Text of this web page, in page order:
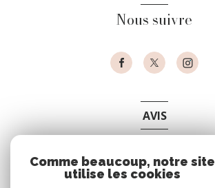
Nous suivre
AVIS
Comme beaucoup, notre site
utilise les cookies